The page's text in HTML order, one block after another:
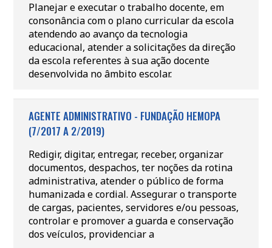
Planejar e executar o trabalho docente, em
consonância com o plano curricular da escola
atendendo ao avanço da tecnologia
educacional, atender a solicitações da direção
da escola referentes à sua ação docente
desenvolvida no âmbito escolar.
AGENTE ADMINISTRATIVO - FUNDAÇÃO HEMOPA
(7/2017 A 2/2019)
Redigir, digitar, entregar, receber, organizar
documentos, despachos, ter noções da rotina
administrativa, atender o público de forma
humanizada e cordial. Assegurar o transporte
de cargas, pacientes, servidores e/ou pessoas,
controlar e promover a guarda e conservação
dos veículos, providenciar a